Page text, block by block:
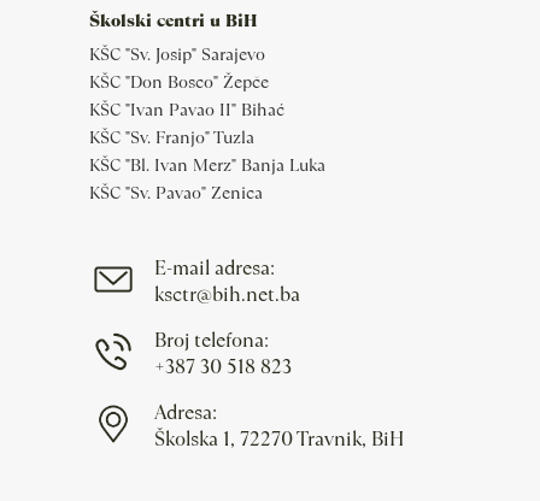
Školski centri u BiH
KŠC "Sv. Josip" Sarajevo
KŠC "Don Bosco" Žepče
KŠC "Ivan Pavao II" Bihać
KŠC "Sv. Franjo" Tuzla
KŠC "Bl. Ivan Merz" Banja Luka
KŠC "Sv. Pavao" Zenica
E-mail adresa:
ksctr@bih.net.ba
Broj telefona:
+387 30 518 823
Adresa:
Školska 1, 72270 Travnik, BiH